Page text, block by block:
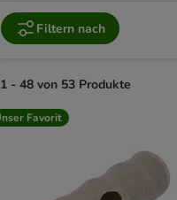
Filtern nach
1 - 48 von 53 Produkte
product items have been changed
Favorit